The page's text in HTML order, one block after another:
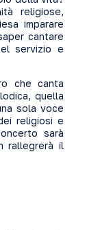
religiose,
imparare
cantare
servizio e
che canta
quella
sola voce
religiosi e
sarà
rallegrerà il